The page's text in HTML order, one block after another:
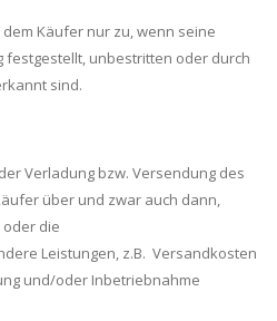
Käufer nur zu, wenn seine
unbestritten oder durch
sind.
Verladung bzw. Versendung des
über und zwar auch dann,
die
Leistungen, z.B. Versandkosten
und/oder Inbetriebnahme